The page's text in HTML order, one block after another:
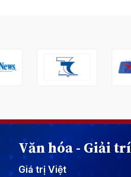
Văn hóa - Giải trí
Giá trị Việt